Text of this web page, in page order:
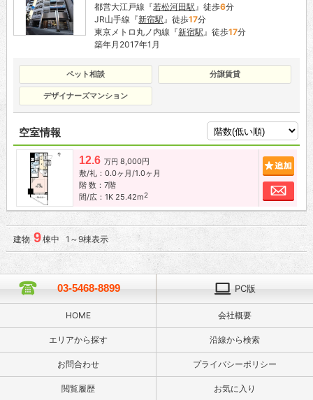
都営大江戸線『若松河田駅 』徒歩6分
JR山手線『新宿駅 』徒歩17分
東京メトロ丸ノ内線『新宿駅 』徒歩17分
築年月2017年1月
ペット相談 分譲賃貸
デザイナーズマンション
空室情報
12.6 万円 8,000円
敷/礼：0.0ヶ月/1.0ヶ月
階 数：7階
間/広：1K 25.42m2
お
建物 9棟中 1～9棟表示
03-5468-8899 PC版
HOME 会社概要
エリアから探す 沿線から検索
お問合わせ プライバシーポリシー
閲覧履歴 お気に入り